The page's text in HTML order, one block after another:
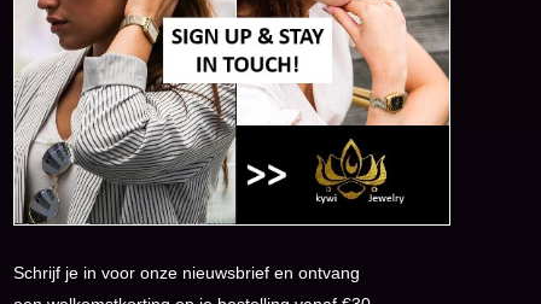
Schrijf je in voor onze nieuwsbrief en ontvang